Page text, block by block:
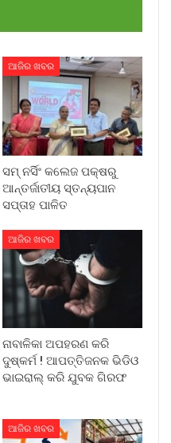
ଆଜିର ଖବର
ସମ୍ ନର୍ସିଂ କଲେଜ ପକ୍ଷରୁ
ଆନ୍ତର୍ଜାତୀୟ ସ୍ତନ୍ୟପାନ
ସପ୍ତାହ ପାଳିତ
ଆଜିର ଖବର
ନାବାଳିକା ଅପହରଣ କରି
ଦୁଷ୍କର୍ମ ! ଆପତ୍ତିଜନକ ଭିଡିଓ
ଭାଇରାଲ୍ କରି ଯୁବକ ଗିରଫ
ଆଜିର ଖବର